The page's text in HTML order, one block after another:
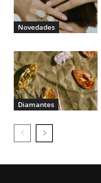
Novedades
Diamantes